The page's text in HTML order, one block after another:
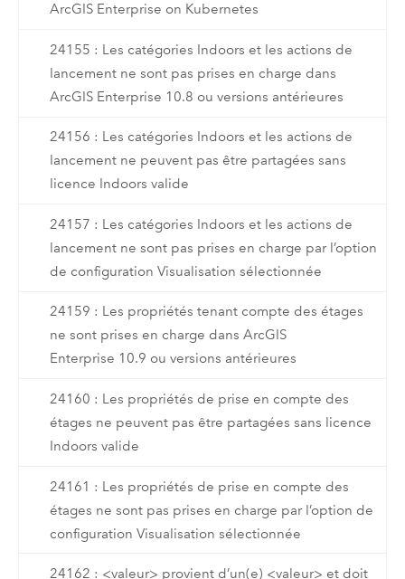
ArcGIS Enterprise on Kubernetes
24155 : Les catégories Indoors et les actions de
lancement ne sont pas prises en charge dans
ArcGIS Enterprise 10.8 ou versions antérieures
24156 : Les catégories Indoors et les actions de
lancement ne peuvent pas être partagées sans
licence Indoors valide
24157 : Les catégories Indoors et les actions de
lancement ne sont pas prises en charge par l’option
de configuration Visualisation sélectionnée
24159 : Les propriétés tenant compte des étages
ne sont prises en charge dans ArcGIS
Enterprise 10.9 ou versions antérieures
24160 : Les propriétés de prise en compte des
étages ne peuvent pas être partagées sans licence
Indoors valide
24161 : Les propriétés de prise en compte des
étages ne sont pas prises en charge par l’option de
configuration Visualisation sélectionnée
24162 : <valeur> provient d’un(e) <valeur> et doit